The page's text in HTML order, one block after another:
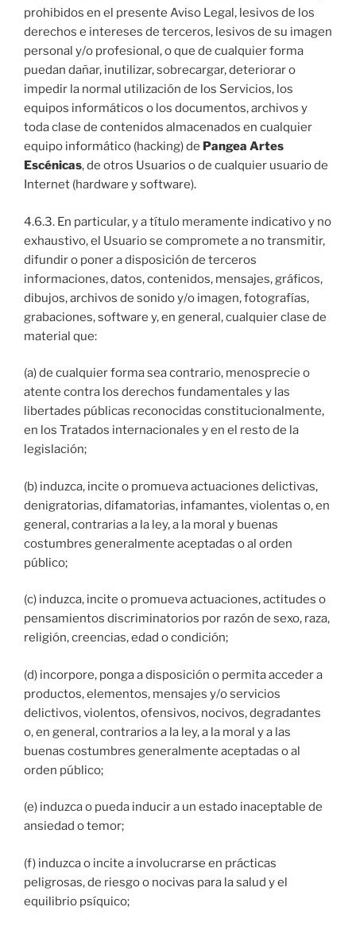
prohibidos en el presente Aviso Legal, lesivos de los
derechos e intereses de terceros, lesivos de su imagen
personal y/o profesional, o que de cualquier forma
puedan dañar, inutilizar, sobrecargar, deteriorar o
impedir la normal utilización de los Servicios, los
equipos informáticos o los documentos, archivos y
toda clase de contenidos almacenados en cualquier
equipo informático (hacking) de Pangea Artes
Escénicas, de otros Usuarios o de cualquier usuario de
Internet (hardware y software).
4.6.3. En particular, y a título meramente indicativo y no
exhaustivo, el Usuario se compromete a no transmitir,
difundir o poner a disposición de terceros
informaciones, datos, contenidos, mensajes, gráficos,
dibujos, archivos de sonido y/o imagen, fotografías,
grabaciones, software y, en general, cualquier clase de
material que:
(a) de cualquier forma sea contrario, menosprecie o
atente contra los derechos fundamentales y las
libertades públicas reconocidas constitucionalmente,
en los Tratados internacionales y en el resto de la
legislación;
(b) induzca, incite o promueva actuaciones delictivas,
denigratorias, difamatorias, infamantes, violentas o, en
general, contrarias a la ley, a la moral y buenas
costumbres generalmente aceptadas o al orden
público;
(c) induzca, incite o promueva actuaciones, actitudes o
pensamientos discriminatorios por razón de sexo, raza,
religión, creencias, edad o condición;
(d) incorpore, ponga a disposición o permita acceder a
productos, elementos, mensajes y/o servicios
delictivos, violentos, ofensivos, nocivos, degradantes
o, en general, contrarios a la ley, a la moral y a las
buenas costumbres generalmente aceptadas o al
orden público;
(e) induzca o pueda inducir a un estado inaceptable de
ansiedad o temor;
(f) induzca o incite a involucrarse en prácticas
peligrosas, de riesgo o nocivas para la salud y el
equilibrio psíquico;